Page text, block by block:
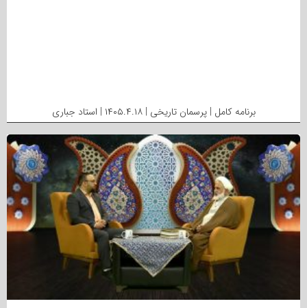
برنامه کامل | پرسمان تاریخی | ۱۴۰۵.۴.۱۸ | استاد جباری